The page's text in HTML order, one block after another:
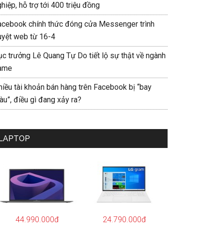
hỗ trợ tới 400 triệu đồng
chính thức đóng cửa Messenger trình
web từ 16-4
trưởng Lê Quang Tự Do tiết lộ sự thật về ngành
tài khoản bán hàng trên Facebook bị “bay
điều gì đang xảy ra?
44.990.000đ 24.790.000đ